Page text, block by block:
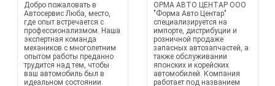
Добро пожаловать в
Автосервис Люба, место,
где опыт встречается с
профессионализмом. Наша
экспертная команда
механиков с многолетним
опытом работы преданно
трудится над тем, чтобы
ваш автомобиль был в
идеальном состоянии.
ОРМА АВТО ЦЕНТАР ООО
"Форма Авто Центар"
специализируется на
импорте, дистрибуции и
розничной продаже
запасных автозапчастей, а
также обслуживании
японских и корейских
автомобилей. Компания
работает под названием